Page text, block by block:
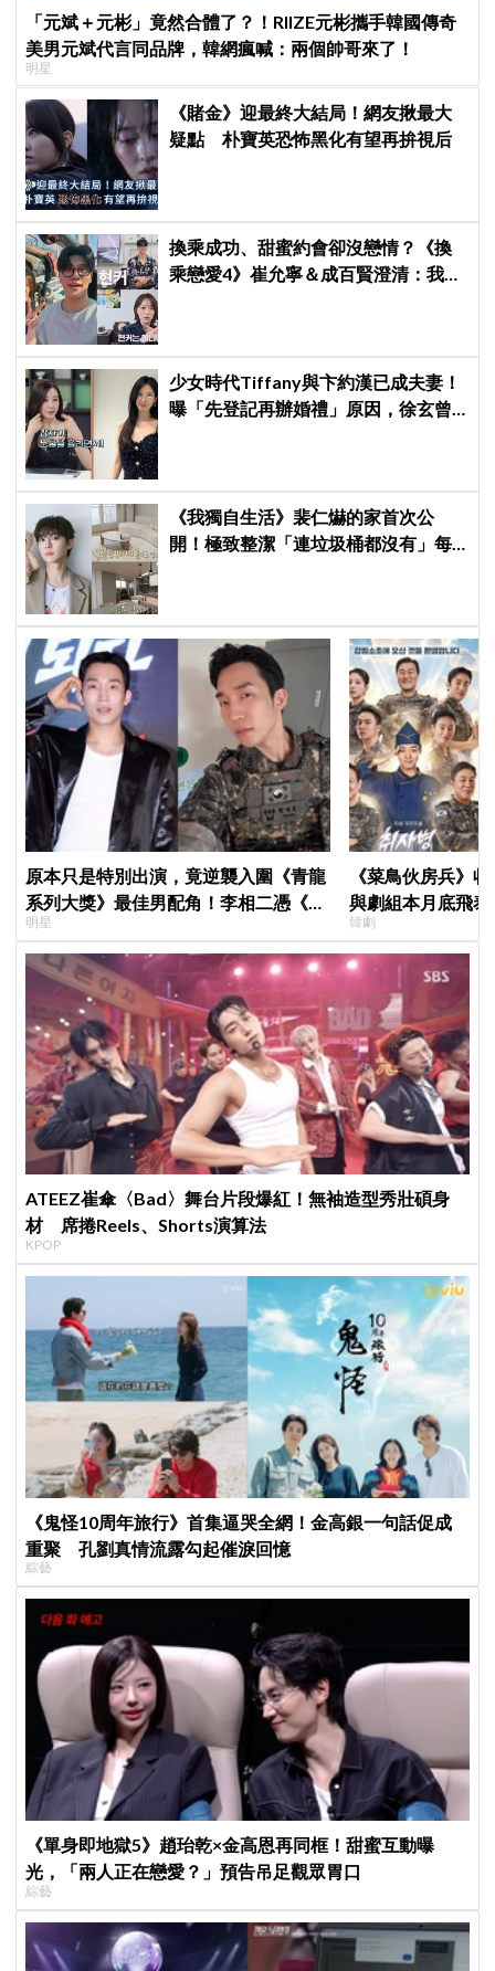
「元斌＋元彬」竟然合體了？！RIIZE元彬攜手韓國傳奇
美男元斌代言同品牌，韓網瘋喊：兩個帥哥來了！
明星
《賭金》迎最終大結局！網友揪最大
疑點 朴寶英恐怖黑化有望再拚視后
換乘成功、甜蜜約會卻沒戀情？《換
乘戀愛4》崔允寧＆成百賢澄清：我們
少女時代Tiffany與卞約漢已成夫妻！
曝「先登記再辦婚禮」原因，徐玄曾
《我獨自生活》裴仁爀的家首次公
開！極致整潔「連垃圾桶都沒有」每
原本只是特別出演，竟逆襲入圍《青龍
系列大獎》最佳男配角！李相二憑《菜
鳥伙房兵》黃錫浩寫下「最強特別出
演」傳奇
明星
《菜鳥伙房兵》
與劇組本月底飛
行，慶祝亮眼成績
韓劇
ATEEZ崔傘〈Bad〉舞台片段爆紅！無袖造型秀壯碩身
材 席捲Reels、Shorts演算法
KPOP
《鬼怪10周年旅行》首集逼哭全網！金高銀一句話促成
重聚 孔劉真情流露勾起催淚回憶
綜藝
《單身即地獄5》趙珆乾×金高恩再同框！甜蜜互動曝
光，「兩人正在戀愛？」預告吊足觀眾胃口
綜藝